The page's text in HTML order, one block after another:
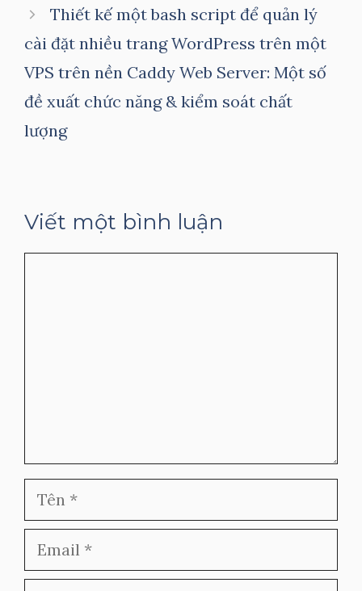
Thiết kế một bash script để quản lý
cài đặt nhiều trang WordPress trên một
VPS trên nền Caddy Web Server: Một số
đề xuất chức năng & kiểm soát chất
lượng
Viết một bình luận
Tên
Email